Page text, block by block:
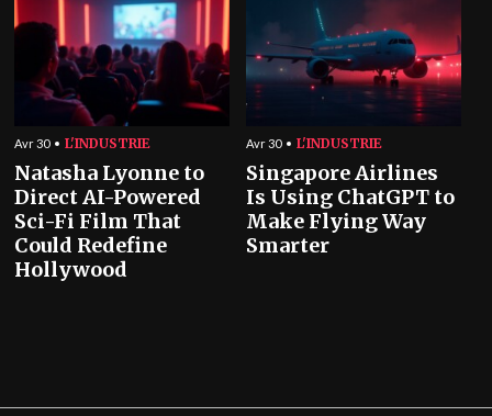
Avr 30 L'INDUSTRIE
Natasha Lyonne to
Direct AI-Powered
Sci-Fi Film That
Could Redefine
Hollywood
Avr 30 L'INDUSTRIE
Singapore Airlines
Is Using ChatGPT to
Make Flying Way
Smarter